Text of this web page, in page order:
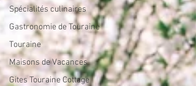
Spécialités culinaires
Gastronomie de Touraine
Touraine
Maisons de Vacances
Gites Touraine Cottage